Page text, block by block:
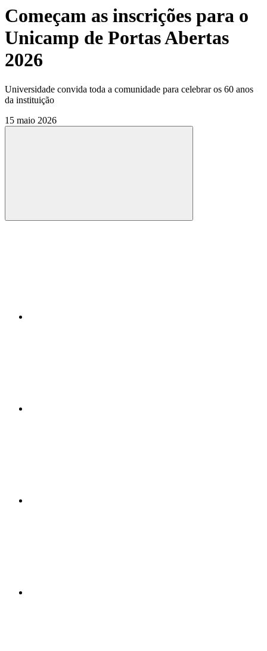
Começam as inscrições para o
Unicamp de Portas Abertas
2026
Universidade convida toda a comunidade para celebrar os 60 anos
da instituição
15 maio 2026
Compartilhar